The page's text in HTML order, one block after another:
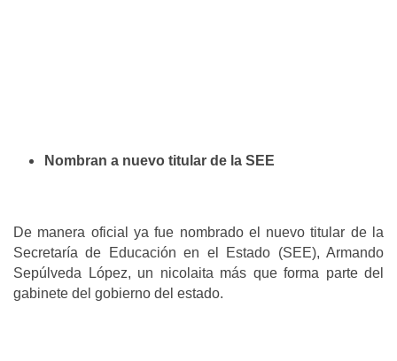
Nombran a nuevo titular de la SEE
De manera oficial ya fue nombrado el nuevo titular de la
Secretaría de Educación en el Estado (SEE), Armando
Sepúlveda López, un nicolaita más que forma parte del
gabinete del gobierno del estado.